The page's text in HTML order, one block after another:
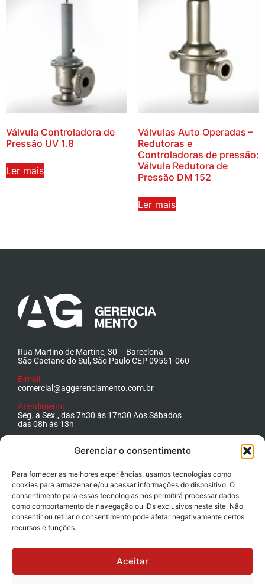
Gerenciar o consentimento
Para fornecer as melhores experiências, usamos tecnologias como
cookies para armazenar e/ou acessar informações do dispositivo. O
consentimento para essas tecnologias nos permitirá processar dados
como comportamento de navegação ou IDs exclusivos neste site. Não
consentir ou retirar o consentimento pode afetar negativamente certos
recursos e funções.
Aceitar
Válvula Controladora de
Pressão UV 1.8
Ler mais
Válvulas Auto Operadas –
Redutoras e
Controladoras de pressão:
Válvula Redutora de
Pressão DM 152
Ler mais
Rua Martino de Martine, 30 – Barcelona
São Caetano do Sul, São Paulo CEP 09551-060
E-mail
comercial@aggerenciamento.com.br
Atendimento
Seg. a Sex., das 7h30 às 17h30 Aos Sábados
das 08h às 13h
+55 11 4223.1500